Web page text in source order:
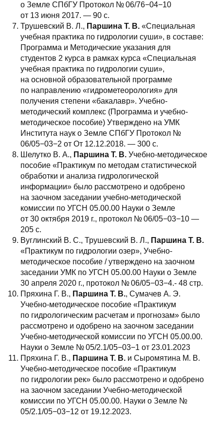
о Земле СПбГУ Протокол № 06/76−04−10
от 13 июня 2017. — 90 с.
Трушевский В. Л., Паршина Т. В. «Специальная
учебная практика по гидрологии суши», в составе:
Программа и Методические указания для
студентов 2 курса в рамках курса «Специальная
учебная практика по гидрологии суши»,
на основной образовательной программе
по направлению «гидрометеорология» для
получения степени «бакалавр». Учебно-
методический комплекс (Программа и учебно-
методическое пособие) Утверждено на УМК
Института наук о Земле СПбГУ Протокол №
06/05−03−2 от От 12.12.2018. — 300 с.
Шелутко В. А., Паршина Т. В. Учебно-методическое
пособие «Практикум по методам статистической
обработки и анализа гидрологической
информации» было рассмотрено и одобрено
на заочном заседании учебно-методической
комиссии по УГСН 05.00.00 Науки о Земле
от 30 октября 2019 г., протокол № 06/05−03−10 —
205 с.
Вуглинский В. С., Трушевский В. Л., Паршина Т. В.
«Практикум по гидрологии озер», Учебно-
методическое пособие / утверждено на заочном
заседании УМК по УГСН 05.00.00 Науки о Земле
30 апреля 2020 г., протокол № 06/05−03−4.- 48 стр.
Пряхина Г. В., Паршина Т. В., Сумачев А. Э.
Учебно-методическое пособие «Практикум
по гидрологическим расчетам и прогнозам» было
рассмотрено и одобрено на заочном заседании
Учебно-методической комиссии по УГСН 05.00.00.
Науки о Земле № 05/2.1/05−03−1 от 23.01.2023
Пряхина Г. В., Паршина Т. В. и Сыромятина М. В.
Учебно-методическое пособие «Практикум
по гидрологии рек» было рассмотрено и одобрено
на заочном заседании Учебно-методической
комиссии по УГСН 05.00.00. Науки о Земле №
05/2.1/05−03−12 от 19.12.2023.